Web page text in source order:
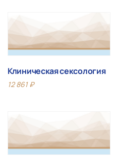
Клиническая сексология
12 861₽